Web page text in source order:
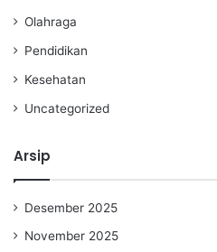
Olahraga
Pendidikan
Kesehatan
Uncategorized
Arsip
Desember 2025
November 2025